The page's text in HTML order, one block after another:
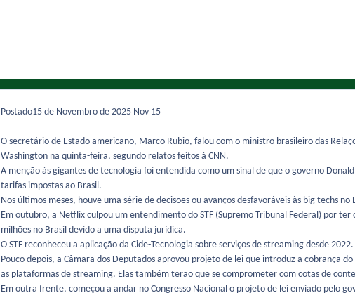
Postado15 de Novembro de 2025 Nov 15
O secretário de Estado americano, Marco Rubio, falou com o ministro brasileiro das
Washington na quinta-feira, segundo relatos feitos à CNN.
A menção às gigantes de tecnologia foi entendida como um sinal de que o governo
tarifas impostas ao Brasil.
Nos últimos meses, houve uma série de decisões ou avanços desfavoráveis às big techs no
Em outubro, a Netflix culpou um entendimento do STF (Supremo Tribunal Federal) por
milhões no Brasil devido a uma disputa jurídica.
O STF reconheceu a aplicação da Cide-Tecnologia sobre serviços de streaming desde 2022.
Pouco depois, a Câmara dos Deputados aprovou projeto de lei que introduz a cobrança
as plataformas de streaming. Elas também terão que se comprometer com cotas de
Em outra frente, começou a andar no Congresso Nacional o projeto de lei enviado pelo